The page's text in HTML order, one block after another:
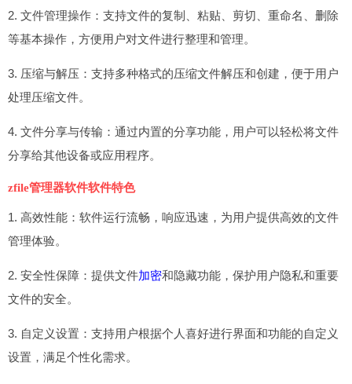
2. 文件管理操作：支持文件的复制、粘贴、剪切、重命名、删除
等基本操作，方便用户对文件进行整理和管理。
3. 压缩与解压：支持多种格式的压缩文件解压和创建，便于用户
处理压缩文件。
4. 文件分享与传输：通过内置的分享功能，用户可以轻松将文件
分享给其他设备或应用程序。
zfile管理器软件软件特色
1. 高效性能：软件运行流畅，响应迅速，为用户提供高效的文件
管理体验。
2. 安全性保障：提供文件加密和隐藏功能，保护用户隐私和重要
文件的安全。
3. 自定义设置：支持用户根据个人喜好进行界面和功能的自定义
设置，满足个性化需求。